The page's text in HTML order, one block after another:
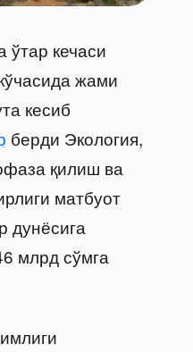
ўтар кечаси
жами
кесиб
берди Экология,
қилиш ва
матбуот
дунёсига
млрд сўмга